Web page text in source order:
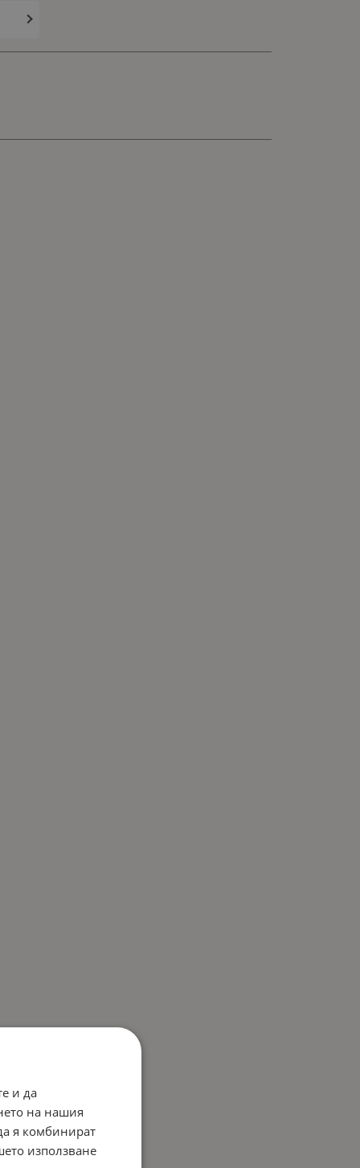
и да
на нашия
я комбинират
използване